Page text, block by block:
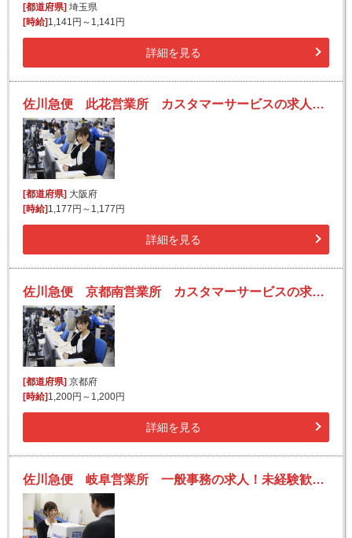
[都道府県]埼玉県
[時給]1,141円～1,141円
詳細を見る
佐川急便 此花営業所 カスタマーサービスの求人！未経験歓迎！先輩たちがサポートします♪
[都道府県] 大阪府
[時給] 1,177円～1,177円
詳細を見る
佐川急便 京都南営業所 カスタマーサービスの求人！未経験歓迎！先輩たちがサポートします♪
[都道府県] 京都府
[時給] 1,200円～1,200円
詳細を見る
佐川急便 岐阜営業所 一般事務の求人！未経験歓迎！先輩たちがサポートします♪